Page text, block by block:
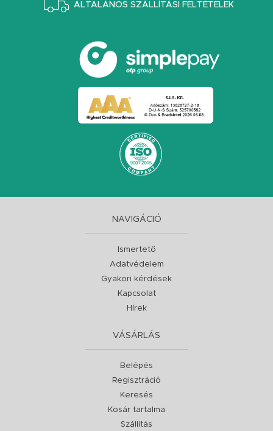
ÁLTALÁNOS SZÁLLÍTÁSI FELTÉTELEK
NAVIGÁCIÓ
Ismertető
Adatvédelem
Gyakori kérdések
Kapcsolat
Hírek
VÁSÁRLÁS
Belépés
Regisztráció
Keresés
Kosár tartalma
Szállítás